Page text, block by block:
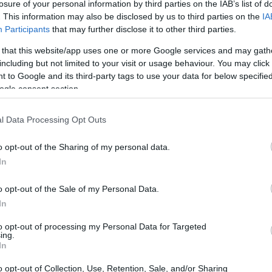
of your personal information by third parties on the IAB’s list of
This information may also be disclosed by us to third parties on the
Participants that may further disclose it to other third parties.
that this website/app uses one or more Google services and may
but not limited to your visit or usage behaviour. You may
to Google and its third-party tags to use your data for below
consent section.
Data Processing Opt Outs
opt-out of the Sharing of my personal data.
opt-out of the Sale of my Personal Data.
opt-out of processing my Personal Data for Targeted
opt-out of Collection, Use, Retention, Sale, and/or Sharing
ações
se moveram com cautela, refletindo a incerteza
Na Piazza Affari, oFtse Mibfechou em queda de